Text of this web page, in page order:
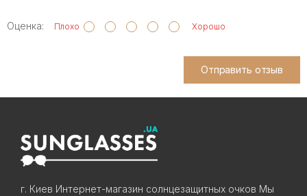
Оценка: Плохо Хорошо
Отправить отзыв
г. Киев Интернет-магазин солнцезащитных очков Мы